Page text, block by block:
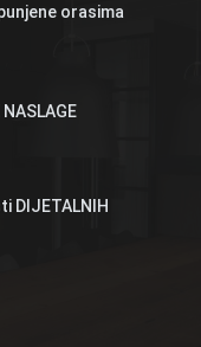
orasima
DIJETALNIH